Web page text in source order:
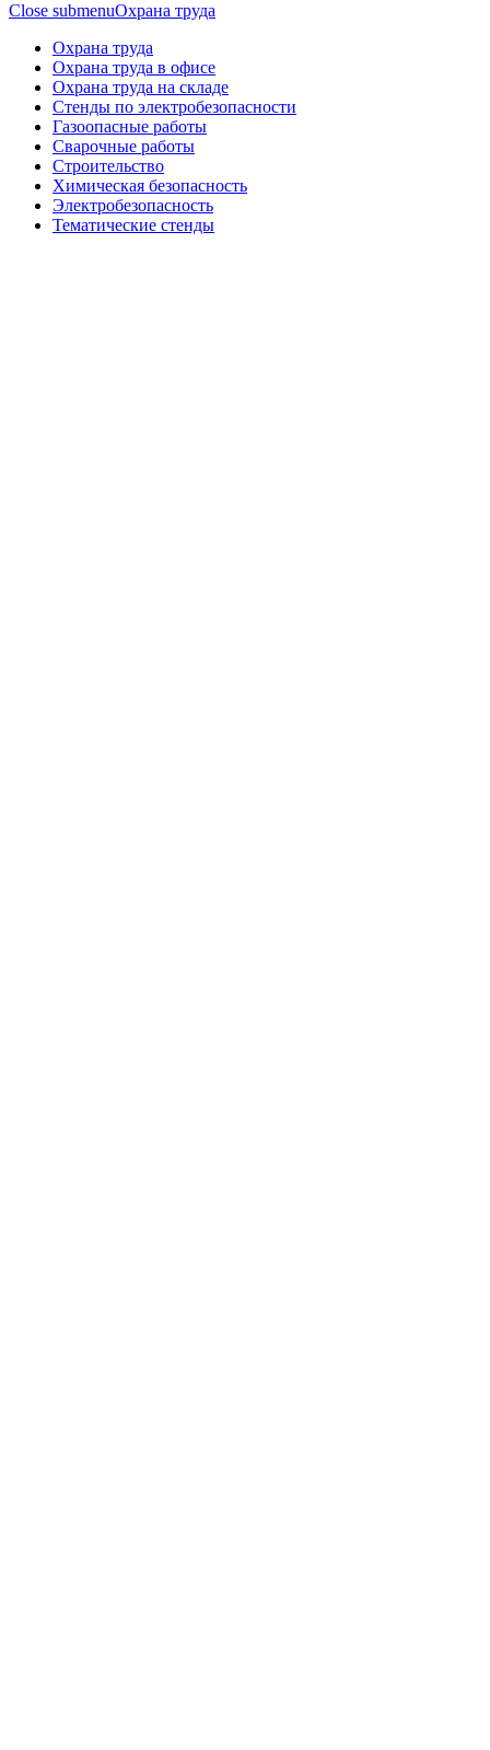
Close submenuОхрана труда
Охрана труда
Охрана труда в офисе
Охрана труда на складе
Стенды по электробезопасности
Газоопасные работы
Сварочные работы
Строительство
Химическая безопасность
Электробезопасность
Тематические стенды